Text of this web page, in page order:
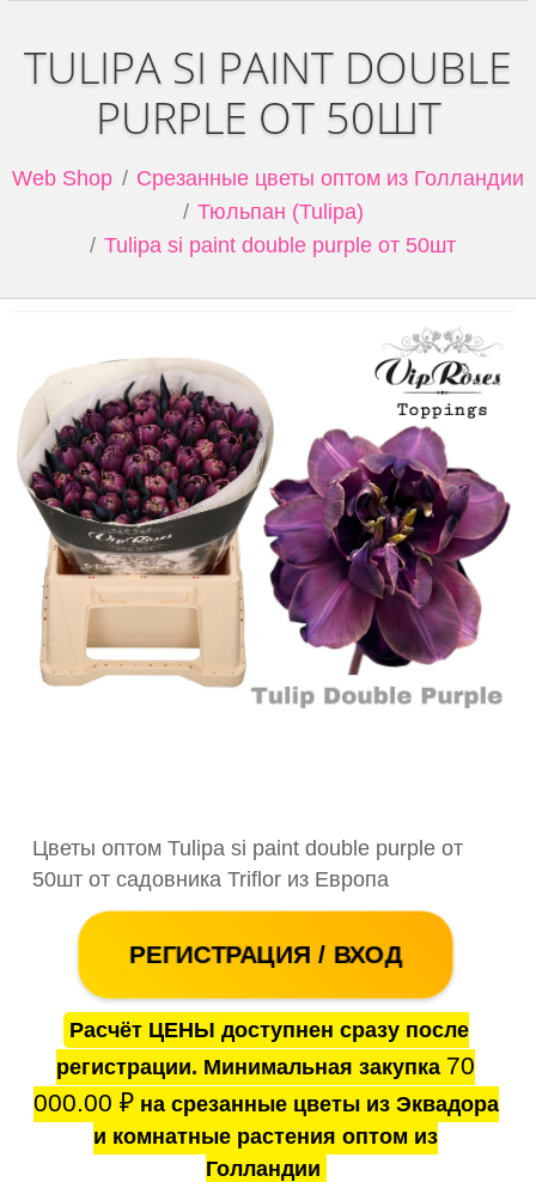
TULIPA SI PAINT DOUBLE
PURPLE ОТ 50ШТ
Web Shop
Срезанные цветы оптом из Голландии
Тюльпан (Tulipa)
Tulipa si paint double purple от 50шт
Цветы оптом Tulipa si paint double purple от
50шт от садовника Triflor из Европа
РЕГИСТРАЦИЯ / ВХОД
Расчёт ЦЕНЫ доступнен сразу после
регистрации. Минимальная закупка 70
000.00 ₽на срезанные цветы из Эквадора
и комнатные растения оптом из
Голландии